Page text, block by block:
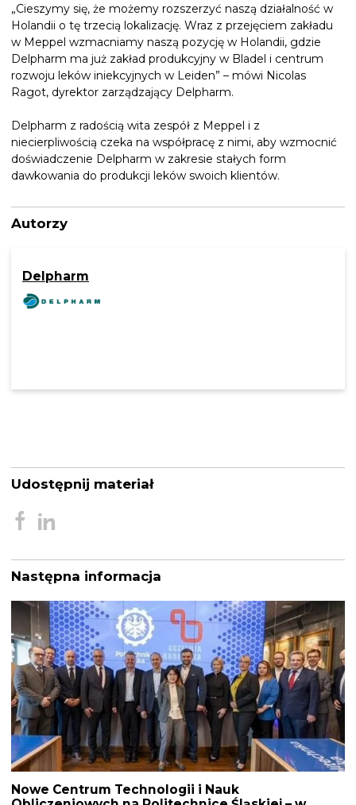
„Cieszymy się, że możemy rozszerzyć naszą działalność w
Holandii o tę trzecią lokalizację. Wraz z przejęciem zakładu
w Meppel wzmacniamy naszą pozycję w Holandii, gdzie
Delpharm ma już zakład produkcyjny w Bladel i centrum
rozwoju leków iniekcyjnych w Leiden” – mówi Nicolas
Ragot, dyrektor zarządzający Delpharm.
Delpharm z radością wita zespół z Meppel i z
niecierpliwością czeka na współpracę z nimi, aby wzmocnić
doświadczenie Delpharm w zakresie stałych form
dawkowania do produkcji leków swoich klientów.
Autorzy
Delpharm
Udostępnij materiał
Następna informacja
Nawigacja
wpisu
Nowe Centrum Technologii i Nauk